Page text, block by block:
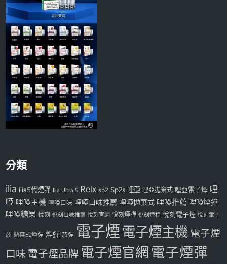
分類
ilia ilia5代煙彈 Ilia Ultra 5 Relx sp2 Sp2s 哩亞 哩亞拋棄式 哩亞電子煙 哩
啞 哩啞主機 哩啞口味 哩啞口味推薦 哩啞拋棄式 哩啞推薦 哩啞煙彈
哩啞糖果 悅刻 悅刻口味推薦 悅刻官網 悅刻煙彈 悅刻煙桿 悅刻電子煙 悅刻電子
菸 拋棄式煙彈 煙彈 菸彈 電子煙 電子煙主機 電子煙
口味 電子煙品牌 電子煙官網 電子煙彈